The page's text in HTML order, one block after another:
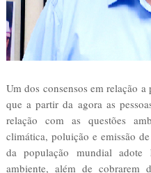
Um dos consensos em relação
que a partir da agora as
relação com as questões
climática, poluição e emissão
da população mundial
ambiente, além de cobrarem